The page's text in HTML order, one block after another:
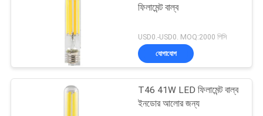
ফিলামেন্ট বাল্ব
USD0.-USD0. MOQ:2000 পিসি
যোগাযোগ
T46 41W LED ফিলামেন্ট বাল্ব
ইনডোর আলোর জন্য